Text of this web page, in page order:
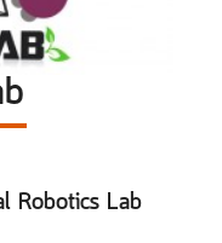
Robotics Lab